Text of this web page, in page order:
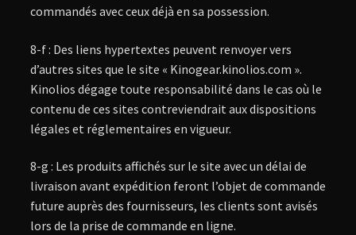
commandés avec ceux déjà en sa possession.
8-f : Des liens hypertextes peuvent renvoyer vers
d’autres sites que le site « Kinogear.kinolios.com ».
Kinolios dégage toute responsabilité dans le cas où le
contenu de ces sites contreviendrait aux dispositions
légales et réglementaires en vigueur.
8-g : Les produits affichés sur le site avec un délai de
livraison avant expédition feront l’objet de commande
future auprès des fournisseurs, les clients sont avisés
lors de la prise de commande en ligne.